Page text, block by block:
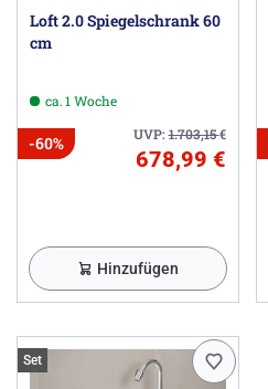
Loft 2.0 Spiegelschrank 60
cm
ca. 1 Woche
UVP:1.703,15€
-60%
678,99 €
Hinzufügen
Set